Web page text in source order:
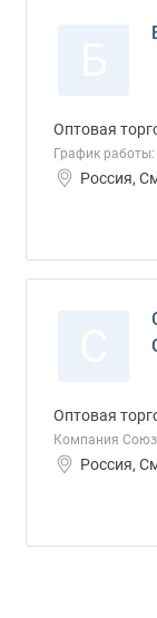
Оптовая
График работы:
Россия,
Оптовая
Компания
Россия,